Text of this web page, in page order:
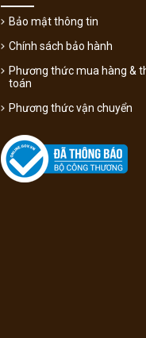
Bảo mật thông tin
Chính sách bảo hành
Phương thức mua hàng &
toán
Phương thức vận chuyển